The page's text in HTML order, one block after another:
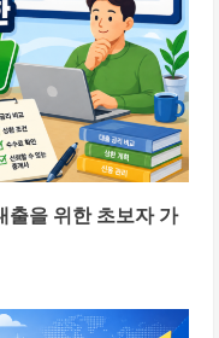
출을 위한 초보자 가